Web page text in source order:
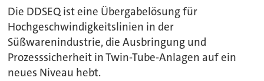
Die DDSEQ ist eine Übergabelösung für
Hochgeschwindigkeitslinien in der
Süßwarenindustrie, die Ausbringung und
Prozesssicherheit in Twin-Tube-Anlagen auf ein
neues Niveau hebt.